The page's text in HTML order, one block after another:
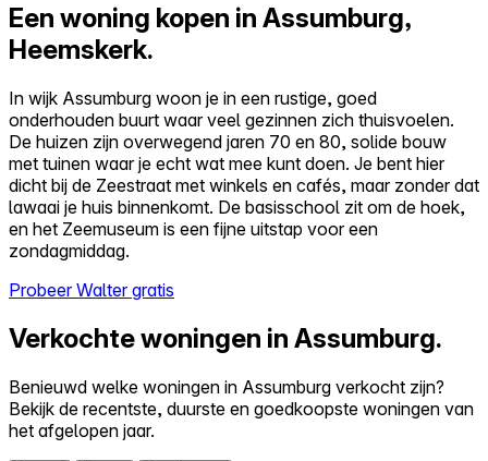
Zelf kopen
Reviews
Prijzen
Log in
Probeer Walter gratis
Een woning kopen in Assumburg,
Heemskerk.
In wijk Assumburg woon je in een rustige, goed
onderhouden buurt waar veel gezinnen zich thuisvoelen.
De huizen zijn overwegend jaren 70 en 80, solide bouw
met tuinen waar je echt wat mee kunt doen. Je bent hier
dicht bij de Zeestraat met winkels en cafés, maar zonder dat
lawaai je huis binnenkomt. De basisschool zit om de hoek,
en het Zeemuseum is een fijne uitstap voor een
zondagmiddag.
Probeer Walter gratis
Verkochte woningen in Assumburg.
Benieuwd welke woningen in Assumburg verkocht zijn?
Bekijk de recentste, duurste en goedkoopste woningen van
het afgelopen jaar.